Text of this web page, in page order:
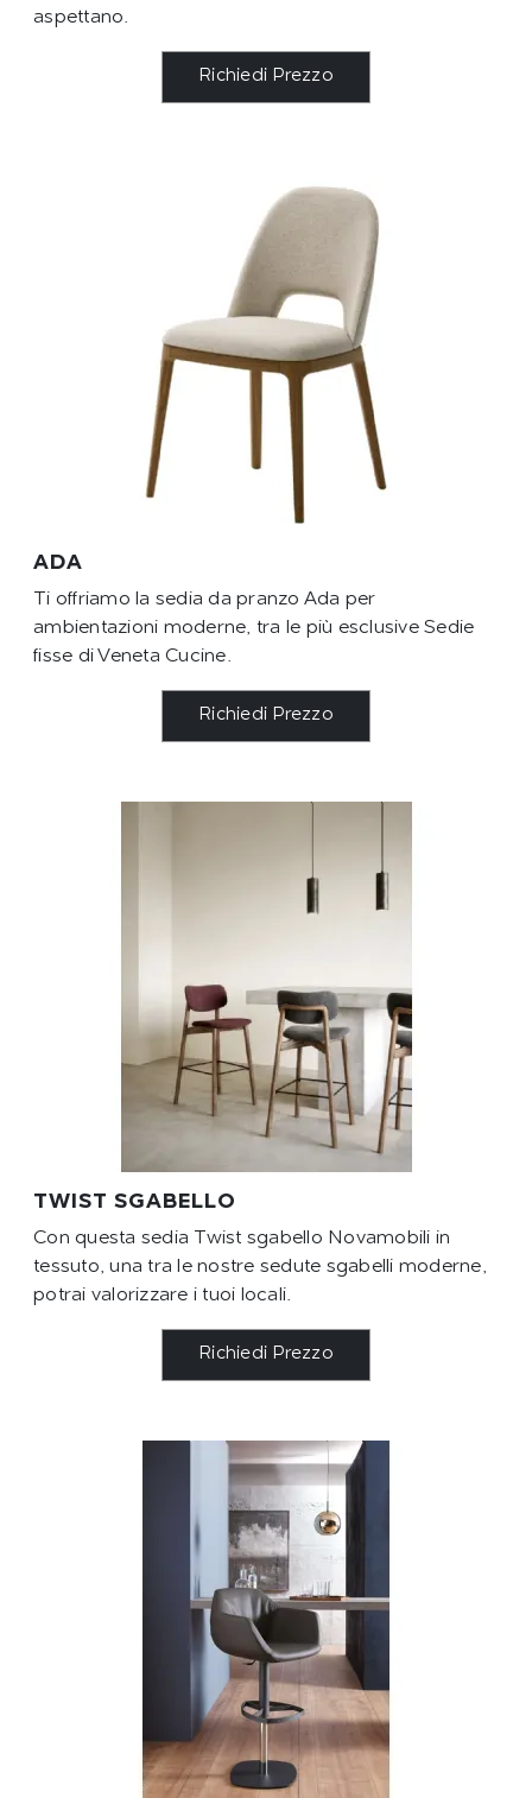
aspettano.
Richiedi Prezzo
ADA
Ti offriamo la sedia da pranzo Ada per
ambientazioni moderne, tra le più esclusive Sedie
fisse di Veneta Cucine.
Richiedi Prezzo
TWIST SGABELLO
Con questa sedia Twist sgabello Novamobili in
tessuto, una tra le nostre sedute sgabelli moderne,
potrai valorizzare i tuoi locali.
Richiedi Prezzo